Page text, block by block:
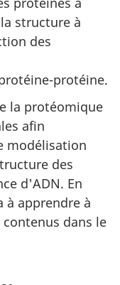
structure à
des
protéine.
la protéomique
afin
modélisation
des
d'ADN. En
à apprendre à
dans le